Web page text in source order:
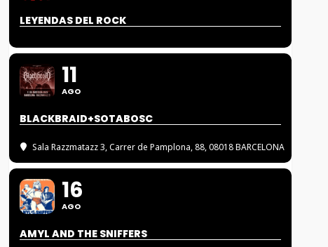
LEYENDAS DEL ROCK
11
AGO
BLACKBRAID+SOTABOSC
Sala Razzmatazz 3, Carrer de Pamplona, 88, 08018 BARCELONA
16
AGO
AMYL AND THE SNIFFERS